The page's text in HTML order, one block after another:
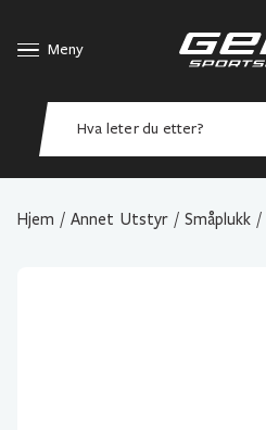
Meny
Hjem / Annet Utstyr / Småplukk /